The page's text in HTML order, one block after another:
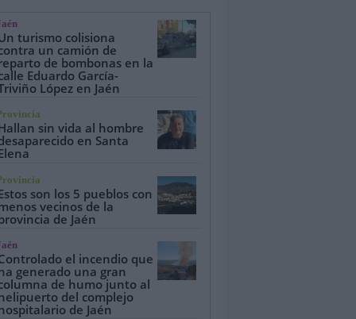
a Pueblo Gente
turismo colisiona
un camión de
de bombonas en la
Eduardo García-
López en Jaén
sin vida al hombre
en Santa
son los 5 pueblos con
vecinos de la
de Jaén
el incendio que
generado una gran
de humo junto al
del complejo
de Jaén